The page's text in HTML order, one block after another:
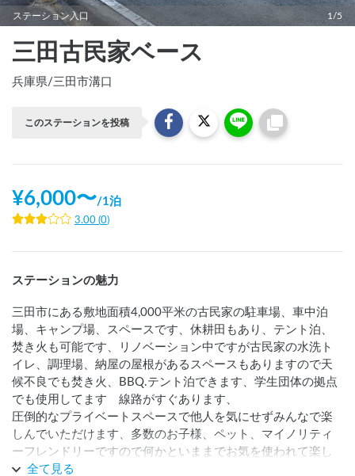
ステーション入口 1/5
三田古民家ベース
兵庫県/三田市溝口
このステーションを投稿
¥6,000〜/1泊
3.00 (0)
ステーションの魅力
三田市にある敷地面積4,000平米の古民家の駐車場、車中泊
場、キャンプ場、スペースです、休耕田もあり、テント泊、
焚き火も可能です、リノベーション中ですが古民家の水洗ト
イレ、調理場、納屋の屋根があるスペースもありますので天
候不良でも焚き火、BBQ.テント泊できます、学生団体の拠点
でも使用してます　線路がすぐあります、
圧倒的なプライベートスペースで他人を気にせずみんなで楽
しんでいただけます、多数のお子様、ペット、マイノリティ
ーフレンドリーですので何かといままでお気を使われて楽し
めておられなかった方におすすめです、車両も4台敷地内でし
全て見る